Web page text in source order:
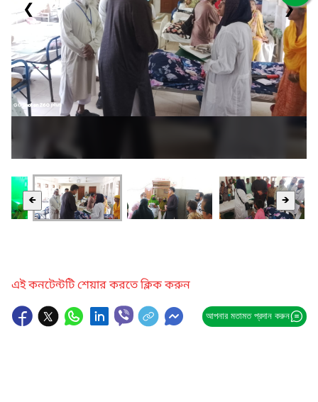
❮ ❯
🡸 🡺
এই কনটেন্টটি শেয়ার করতে ক্লিক করুন
আপনার মতামত প্রদান করুন